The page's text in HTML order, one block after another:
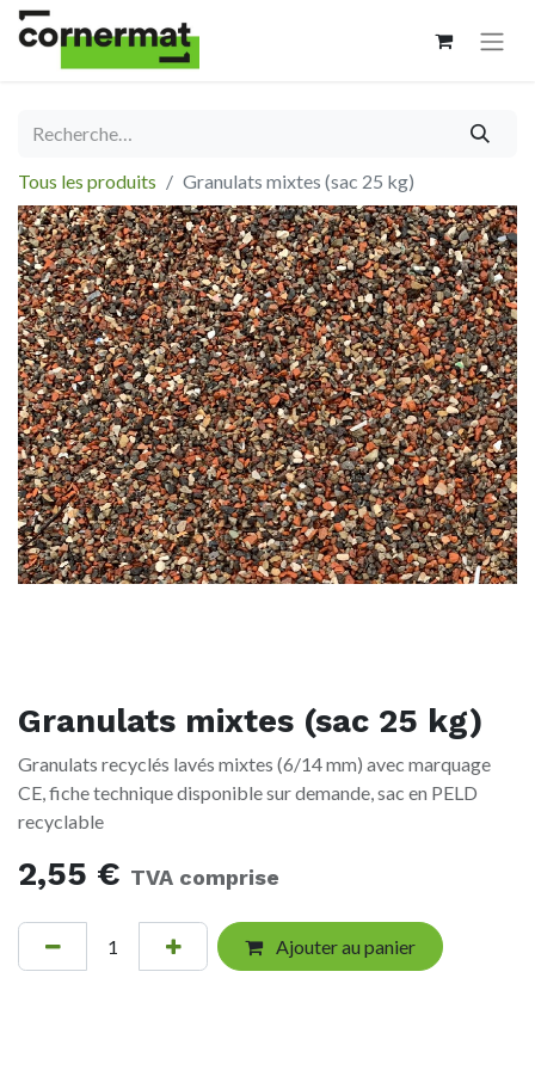
Tous les produits Granulats mixtes (sac 25 kg)
Granulats mixtes (sac 25 kg)
Granulats recyclés lavés mixtes (6/14 mm) avec marquage
CE, fiche technique disponible sur demande, sac en PELD
recyclable
2,55 € TVA comprise
Ajouter au panier